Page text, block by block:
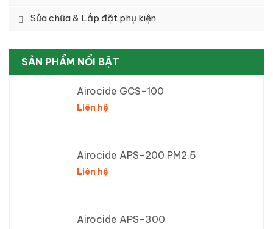
Sửa chữa & Lắp đặt phụ kiện
SẢN PHẨM NỔI BẬT
Airocide GCS-100
Liên hệ
Airocide APS-200 PM2.5
Liên hệ
Airocide APS-300